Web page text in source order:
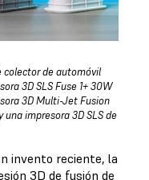
colector de automóvil
3D SLS Fuse 1+ 30W
3D Multi-Jet Fusion
una impresora 3D SLS de
invento reciente, la
3D de fusión de